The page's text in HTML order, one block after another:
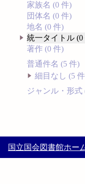
家族名 (0 件)
団体名 (0 件)
地名 (0 件)
統一タイトル (0
著作 (0 件)
普通件名 (5 件)
細目なし (5
ジャンル・形式
国立国会図書館ホー